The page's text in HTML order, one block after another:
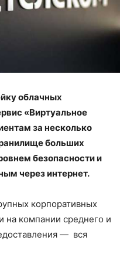
облачных
«Виртуальное
за несколько
больших
безопасности и
через интернет.
корпоративных
на компании среднего и
— вся